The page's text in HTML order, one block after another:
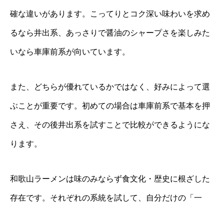
確な違いがあります。こってりとコク深い味わいを求め
るなら井出系、あっさりで醤油のシャープさを楽しみた
いなら車庫前系が向いています。
また、どちらが優れているかではなく、好みによって選
ぶことが重要です。初めての場合は車庫前系で基本を押
さえ、その後井出系を試すことで比較ができるようにな
ります。
和歌山ラーメンは味のみならず食文化・歴史に根ざした
存在です。それぞれの系統を試して、自分だけの「一